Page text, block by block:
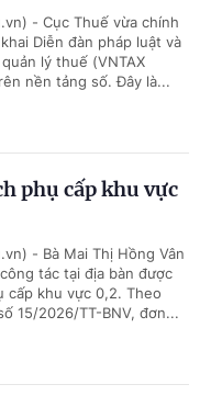
- Cục Thuế vừa chính
Diễn đàn pháp luật và
lý thuế (VNTAX
nền tảng số. Đây là...
phụ cấp khu vực
- Bà Mai Thị Hồng Vân
tác tại địa bàn được
cấp khu vực 0,2. Theo
15/2026/TT-BNV, đơn...